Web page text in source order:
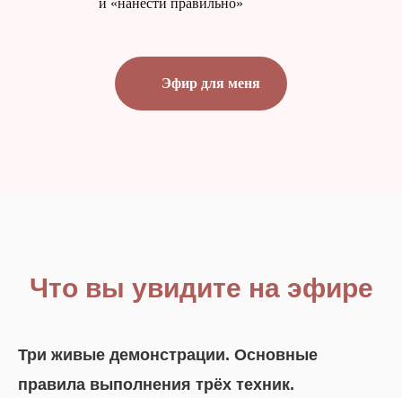
и «нанести правильно»
Эфир для меня
Что вы увидите на эфире
Три живые демонстрации. Основные
правила выполнения трёх техник.